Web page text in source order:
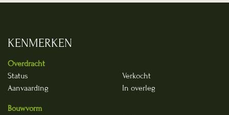
KENMERKEN
Overdracht
Status
Verkocht
Aanvaarding
In overleg
Bouwvorm